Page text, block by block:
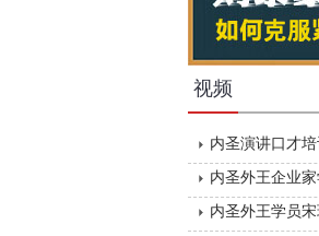
视频
内圣演讲口才
内圣外王企业
内圣外王学员